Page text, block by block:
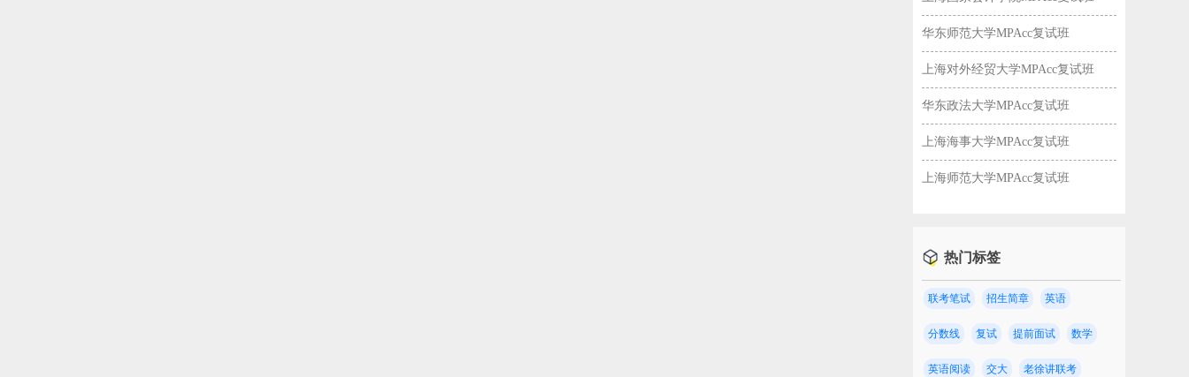
华东师范大学MPAcc复试班
上海对外经贸大学MPAcc复试班
华东政法大学MPAcc复试班
上海海事大学MPAcc复试班
上海师范大学MPAcc复试班
热门标签
联考笔试 招生简章 英语
分数线 复试 提前面试 数学
英语阅读 交大 老徐讲联考